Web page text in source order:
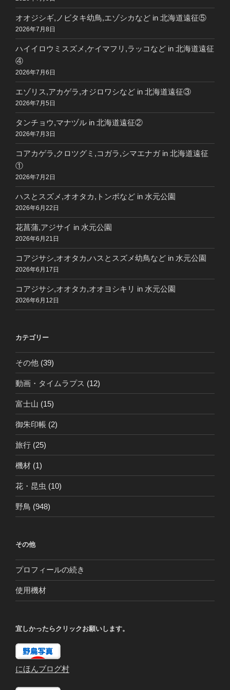
オオジシギ,ノビタキ幼鳥,エゾシカなど in 北海道遠征⑤
2026年7月8日
ハイイロウミスズメ,ケイマフリ,ラッコなど in 北海道遠征
④
2026年7月6日
エゾリス,アカゲラ,オジロワシなど in 北海道遠征③
2026年7月5日
タンチョウ,マナヅル in 北海道遠征②
2026年7月3日
コアカゲラ,クロツグミ,コガラ,シマエナガ in 北海道遠征
①
2026年7月2日
ハスとスズメ,オオタカ,トンボなど in 水元公園
2026年6月22日
花菖蒲,アジサイ in 水元公園
2026年6月21日
コアジサシ,オオタカ,ハスとスズメ幼鳥など in 水元公園
2026年6月17日
コアジサシ,オオタカ,オオヨシキリ in 水元公園
2026年6月12日
カテゴリー
その他 (39)
動画・タイムラプス (12)
富士山 (15)
御朱印帳 (2)
旅行 (25)
機材 (1)
花・昆虫 (10)
野鳥 (948)
その他
プロフィールの続き
使用機材
宜しかったらクリックお願いします。
にほんブログ村